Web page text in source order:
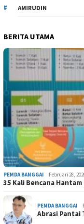
AMIRUDIN
BERITA UTAMA
PEMDA BANGGAI Februari 28,
35 Kali Bencana
PEMDA BANGGAI
Abrasi Pantai